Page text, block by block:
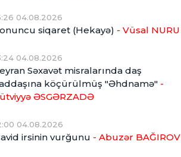
04.08.2026
siqaret (Hekayə) - Vüsal NURU
04.08.2026
Səxavət misralarında daş
köçürülmüş "Əhdnamə" -
ƏSGƏRZADƏ
04.08.2026
irsinin vurğunu - Abuzər BAĞIROV